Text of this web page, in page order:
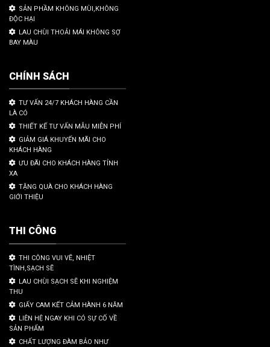
SẢN PHẦM KHÔNG MÙI,KHÔNG
ĐỘC HẠI
LAU CHÙI THOẢI MÁI KHÔNG SỢ
BAY MÀU
CHÍNH SÁCH
TƯ VẤN 24/7 KHÁCH HÀNG CẦN
LÀ CÓ
THIẾT KẾ TƯ VẤN MẪU MIỄN PHÍ
GIẢM GIÁ KHUYẾN MÃI CHO
KHÁCH HÀNG
ƯU ĐÃI CHO KHÁCH HÀNG TỈNH
XA
TẶNG QUÀ CHO KHÁCH HÀNG
GIỚI THIỆU
THI CÔNG
THI CÔNG VUI VẼ, NHIỆT
TÌNH,SẠCH SẼ
LAU CHÙI SẠCH SẼ KHI NGHIỆM
THU
GIẤY CAM KẾT CẢM HÀNH 6 NĂM
LIÊN HỆ NGAY KHI CÓ SỰ CỐ VỀ
SẢN PHẨM
CHẤT LƯỢNG ĐÀM BẢO NHƯ